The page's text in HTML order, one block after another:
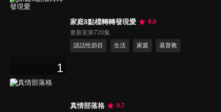
1
家庭8點檔轉轉發現愛
9.8
更新至第720集
談話性節目
生活 家庭 基督教
真情部落格
9.7